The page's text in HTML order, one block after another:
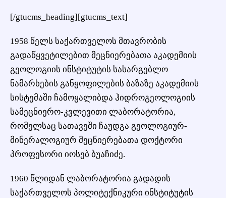
[/gtucms_heading][gtucms_text]
1958 წელს საქართველოს მთავრობის
გადაწყვეტილებით მეცნიერებათა აკადემიის
გეოლოგიის ინსტიტუტის სასარგებლო
ნამარხების განყოფილების ბაზაზე აკადემიის
სისტემაში ჩამოყალიბდა ჰიდროგეოლოგიის
სამეცნიერო-კვლევითი ლაბორატორია,
რომელსაც სათავეში ჩაუდგა გეოლოგიურ-
მინერალოგიურ მეცნიერებათა დოქტორი
პროფესორი იოსებ ბუაჩიძე.
1960 წლიდან ლაბორატორია გადადის
საქართველოს პოლიტექნიკური ინსტიტუტის